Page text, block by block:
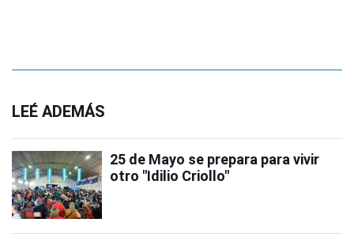
LEÉ ADEMÁS
25 de Mayo se prepara para vivir
otro "Idilio Criollo"